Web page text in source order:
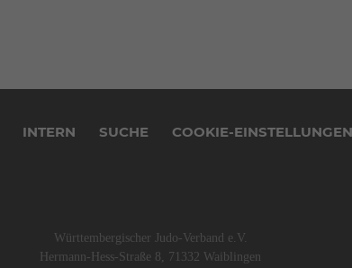
INTERN SUCHE COOKIE-EINSTELLUNGEN
Württembergischer Judo-Verband e.V.
Hermann-Hess-Straße 8, 71332 Waiblingen